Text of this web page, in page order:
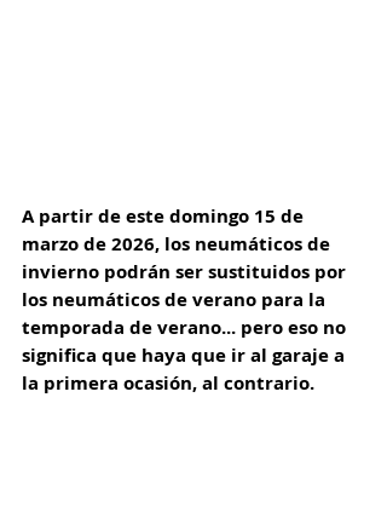
A partir de este domingo 15 de
marzo de 2026, los neumáticos de
invierno podrán ser sustituidos por
los neumáticos de verano para la
temporada de verano... pero eso no
significa que haya que ir al garaje a
la primera ocasión, al contrario.